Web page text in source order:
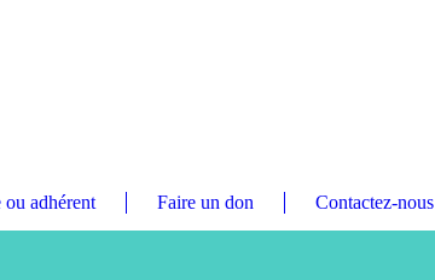
adhérent Faire un don Contactez-nous